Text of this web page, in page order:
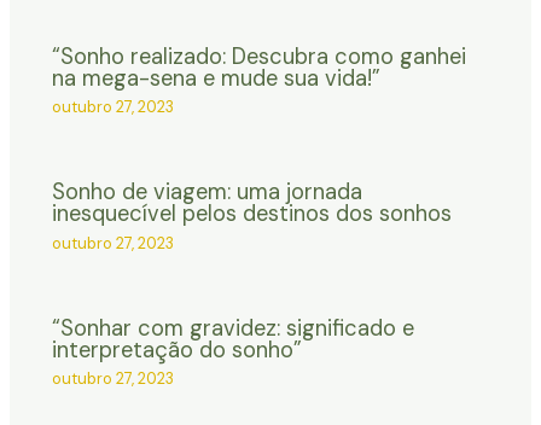
“Sonho realizado: Descubra como ganhei
na mega-sena e mude sua vida!”
outubro 27, 2023
Sonho de viagem: uma jornada
inesquecível pelos destinos dos sonhos
outubro 27, 2023
“Sonhar com gravidez: significado e
interpretação do sonho”
outubro 27, 2023